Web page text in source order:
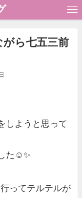
がら七五三前
しようと思って
た☺️✨
ってテルテルが